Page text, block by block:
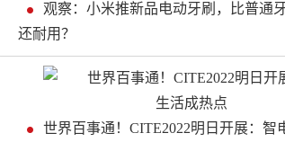
观察：小米推新品电动牙刷，比普通
还耐用？
世界百事通！CITE2022明日开展：智